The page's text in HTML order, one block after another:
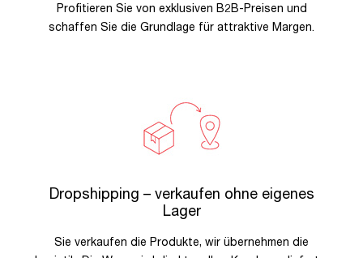
Profitieren Sie von exklusiven B2B-Preisen und
schaffen Sie die Grundlage für attraktive Margen.
Dropshipping – verkaufen ohne eigenes
Lager
Sie verkaufen die Produkte, wir übernehmen die